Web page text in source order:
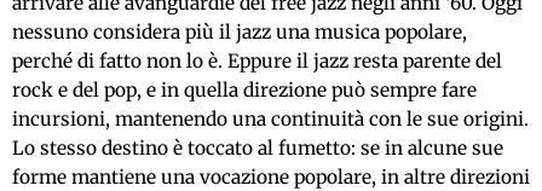
nessuno considera più il jazz una musica popolare,
perché di fatto non lo è. Eppure il jazz resta parente del
rock e del pop, e in quella direzione può sempre fare
incursioni, mantenendo una continuità con le sue origini.
Lo stesso destino è toccato al fumetto: se in alcune sue
forme mantiene una vocazione popolare, in altre direzioni